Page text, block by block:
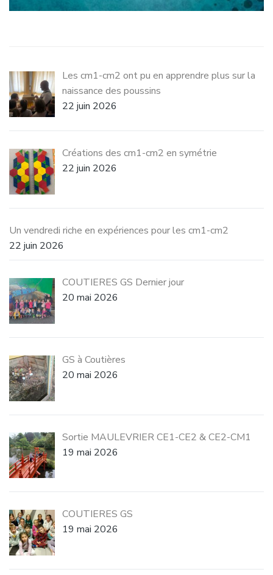
Les cm1-cm2 ont pu en apprendre plus sur la
naissance des poussins
22 juin 2026
Créations des cm1-cm2 en symétrie
22 juin 2026
Un vendredi riche en expériences pour les cm1-cm2
22 juin 2026
COUTIERES GS Dernier jour
20 mai 2026
GS à Coutières
20 mai 2026
Sortie MAULEVRIER CE1-CE2 & CE2-CM1
19 mai 2026
COUTIERES GS
19 mai 2026